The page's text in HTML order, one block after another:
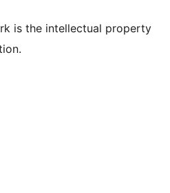
is the intellectual property